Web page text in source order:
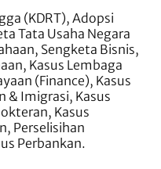
(KDRT), Adopsi
Tata Usaha Negara
Sengketa Bisnis,
Kasus Lembaga
(Finance), Kasus
& Imigrasi, Kasus
Kasus
Perselisihan
Perbankan.